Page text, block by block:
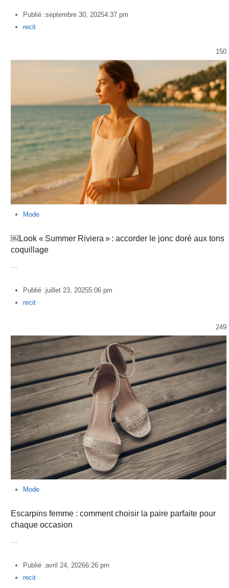
Publié :septembre 30, 20254:37 pm
Author
recit
150
Mode
￼Look « Summer Riviera » : accorder le jonc doré aux tons
coquillage
Publié :juillet 23, 20255:06 pm
Author
recit
249
Mode
Escarpins femme : comment choisir la paire parfaite pour
chaque occasion
Publié :avril 24, 20266:26 pm
Author
recit